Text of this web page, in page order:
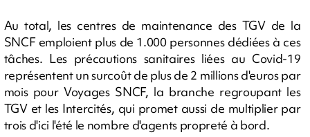
Au total, les centres de maintenance des TGV de la
SNCF emploient plus de 1.000 personnes dédiées à ces
tâches. Les précautions sanitaires liées au Covid-19
représentent un surcoût de plus de 2 millions d'euros par
mois pour Voyages SNCF, la branche regroupant les
TGV et les Intercités, qui promet aussi de multiplier par
trois d'ici l'été le nombre d'agents propreté à bord.